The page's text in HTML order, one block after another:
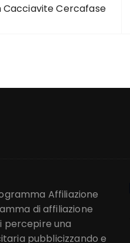
Cacciavite Cercafase
Affiliazione
di affiliazione
percepire una
pubblicizzando e